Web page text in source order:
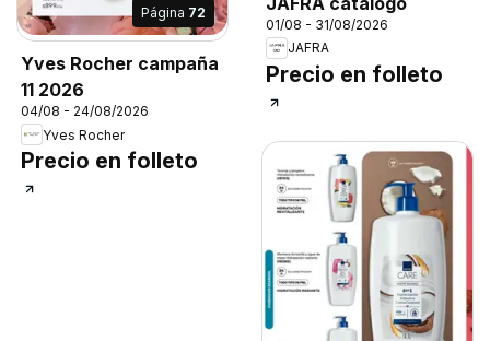
Página 72
Yves Rocher campaña
11 2026
04/08 - 24/08/2026
Yves Rocher
Precio en folleto
01/08 - 31/08/2026
JAFRA
Precio en folleto